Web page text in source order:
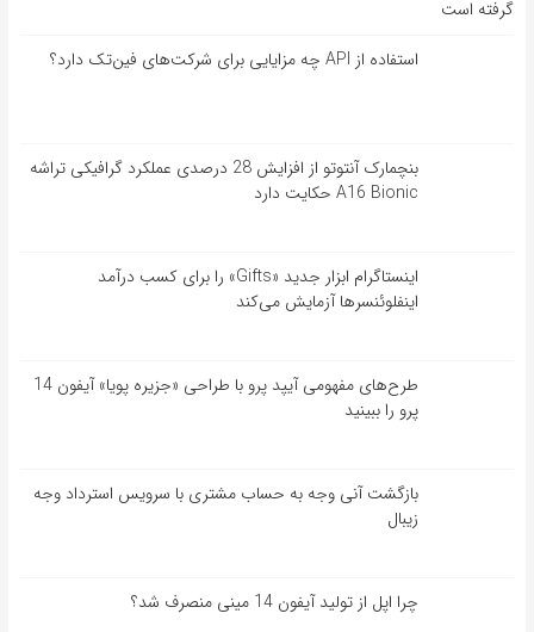
گرفته است
استفاده از API چه مزایایی برای شرکت‌های فین‌تک دارد؟
بنچمارک آنتوتو از افزایش 28 درصدی عملکرد گرافیکی تراشه
A16 Bionic حکایت دارد
اینستاگرام ابزار جدید «Gifts» را برای کسب درآمد
اینفلوئنسرها آزمایش می‌کند
طرح‌های مفهومی آیپد پرو با طراحی «جزیره پویا» آیفون 14
پرو را ببینید
بازگشت آنی وجه به حساب مشتری با سرویس استرداد وجه
زیبال
چرا اپل از تولید آیفون 14 مینی منصرف شد؟